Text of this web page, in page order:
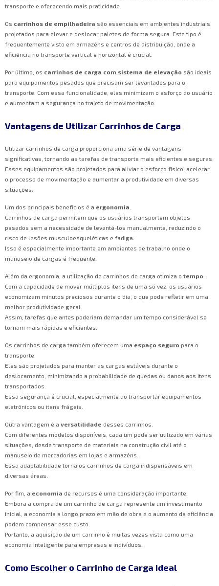
transporte e oferecendo mais praticidade.
Os carrinhos de empilhadeira são essenciais em ambientes industriais,
projetados para elevar e deslocar paletes de forma segura. Este tipo é
frequentemente visto em armazéns e centros de distribuição, onde a
eficiência no transporte vertical e horizontal é crucial.
Por último, os carrinhos de carga com sistema de elevação são ideais
para equipamentos pesados que precisam ser levantados para o
transporte. Com essa funcionalidade, eles minimizam o esforço do usuário
e aumentam a segurança no trajeto de movimentação.
Vantagens de Utilizar Carrinhos de Carga
Utilizar carrinhos de carga proporciona uma série de vantagens
significativas, tornando as tarefas de transporte mais eficientes e seguras.
Esses equipamentos são projetados para aliviar o esforço físico, acelerar
o processo de movimentação e aumentar a produtividade em diversas
situações.
Um dos principais benefícios é a ergonomia
Carrinhos de carga permitem que os usuários transportem objetos
pesados sem a necessidade de levantá-los manualmente, reduzindo o
risco de lesões musculoesqueléticas e fadiga.
Isso é especialmente importante em ambientes de trabalho onde o
manuseio de cargas é frequente.
Além da ergonomia, a utilização de carrinhos de carga otimiza o tempo
Com a capacidade de mover múltiplos itens de uma só vez, os usuários
economizam minutos preciosos durante o dia, o que pode refletir em uma
melhor produtividade geral.
Assim, tarefas que antes poderiam demandar um tempo considerável se
tornam mais rápidas e eficientes.
Os carrinhos de carga também oferecem uma espaço seguro para o
transporte.
Eles são projetados para manter as cargas estáveis durante o
deslocamento, minimizando a probabilidade de quedas ou danos aos itens
transportados.
Essa segurança é crucial, especialmente ao transportar equipamentos
eletrônicos ou itens frágeis.
Outra vantagem é a versatilidade desses carrinhos.
Com diferentes modelos disponíveis, cada um pode ser utilizado em várias
situações, desde transporte de materiais na construção civil até o
manuseio de mercadorias em lojas e armazéns.
Essa adaptabilidade torna os carrinhos de carga indispensáveis em
diversas áreas.
Por fim, a economia de recursos é uma consideração importante.
Embora a compra de um carrinho de carga represente um investimento
inicial, a economia a longo prazo em mão de obra e o aumento da eficiência
podem compensar esse custo.
Portanto, a aquisição de um carrinho é muitas vezes vista como uma
economia inteligente para empresas e indivíduos.
Como Escolher o Carrinho de Carga Ideal